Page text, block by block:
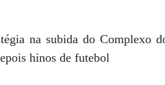
na subida do Complexo
hinos de futebol